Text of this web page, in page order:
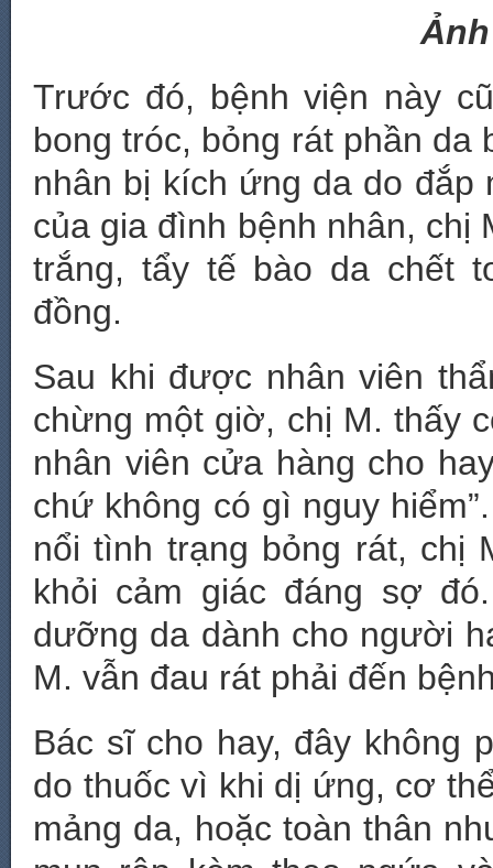
Trước đó, bệnh viện này
bong tróc, bỏng rát phần da
nhân bị kích ứng da do đắp
của gia đình bệnh nhân, chị
trắng, tẩy tế bào da chết
đồng.
Sau khi được nhân viên
chừng một giờ, chị M. thấy
nhân viên cửa hàng cho
chứ không có gì nguy
nổi tình trạng bỏng rát, chị
khỏi cảm giác đáng sợ
dưỡng da dành cho người
M. vẫn đau rát phải đến
Bác sĩ cho hay, đây không
do thuốc vì khi dị ứng, cơ
mảng da, hoặc toàn thân